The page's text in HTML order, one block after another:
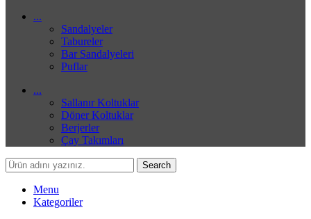
...
Sandalyeler
Tabureler
Bar Sandalyeleri
Puflar
...
Sallanır Koltuklar
Döner Koltuklar
Berjerler
Çay Takımları
Search
Menu
Kategoriler